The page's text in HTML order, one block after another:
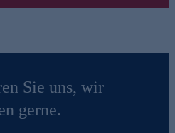
Sie uns, wir
gerne.